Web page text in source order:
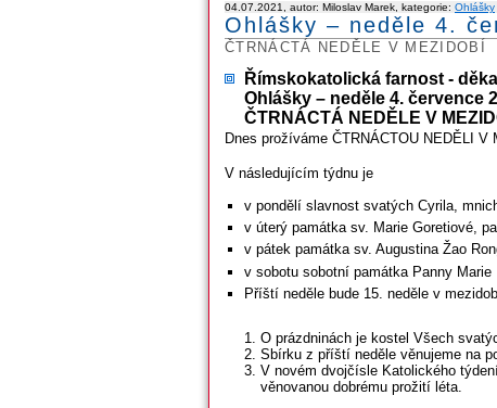
04.07.2021, autor: Miloslav Marek, kategorie: Ohlášky
Ohlášky – neděle 4.
ČTRNÁCTÁ NEDĚLE V MEZIDOBÍ
Římskokatolická farnost -
Ohlášky – neděle 4. července
ČTRNÁCTÁ NEDĚLE V
Dnes prožíváme ČTRNÁCTOU NEDĚLI V
V následujícím týdnu je
v pondělí slavnost svatých Cyrila,
v úterý památka sv. Marie Goretiové,
v pátek památka sv. Augustina Žao
v sobotu sobotní památka Panny Marie
Příští neděle bude 15. neděle v
O prázdninách je kostel Všech
Sbírku z příští neděle věnujeme na
V novém dvojčísle Katolického
věnovanou dobrému prožití léta.